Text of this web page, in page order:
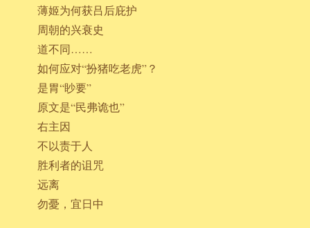
薄姬为何获吕后庇护
周朝的兴衰史
道不同……
如何应对“扮猪吃老虎”？
是胃“眇要”
原文是“民弗诡也”
右主因
不以责于人
胜利者的诅咒
远离
勿憂，宜日中